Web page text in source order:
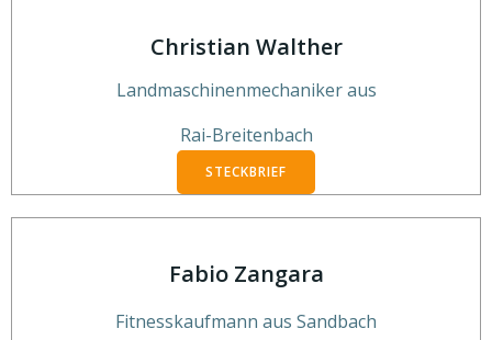
Christian Walther
Landmaschinenmechaniker aus
Rai-Breitenbach
STECKBRIEF
Fabio Zangara
Fitnesskaufmann aus Sandbach